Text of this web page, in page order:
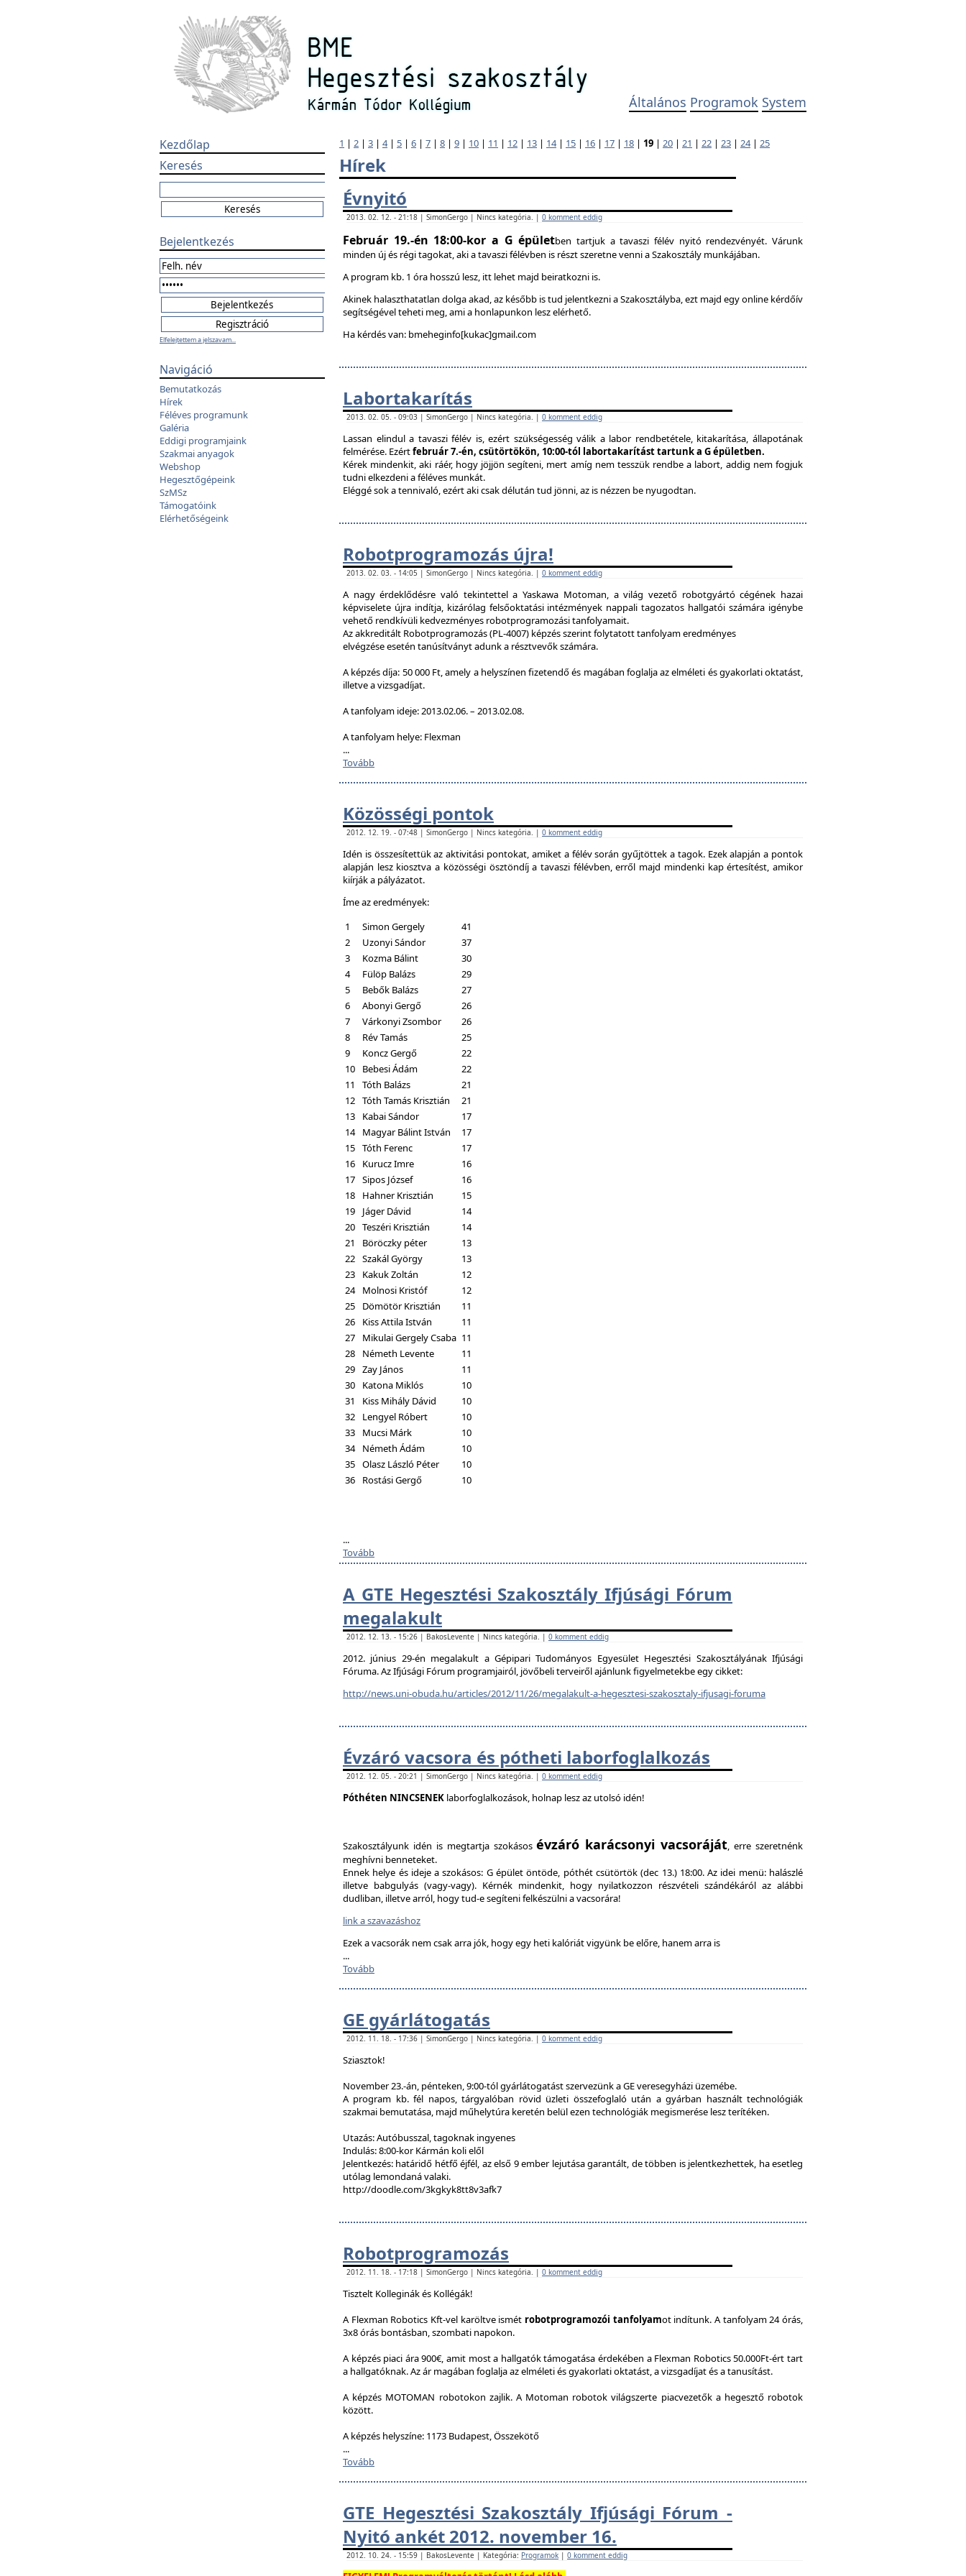
Általános Programok System
Kezdőlap
Keresés
Bejelentkezés
Elfelejtettem a jelszavam...
Navigáció
Bemutatkozás
Hírek
Féléves programunk
Galéria
Eddigi programjaink
Szakmai anyagok
Webshop
Hegesztőgépeink
SzMSz
Támogatóink
Elérhetőségeink
1 | 2 | 3 | 4| 5 | 6 | 7 | 8 | 9 | 10 | 11 | 12 | 13 | 14| 15 | 16 | 17 | 18 | 19 | 20 | 21 | 22 | 23 | 24| 25
Hírek
Évnyitó
2013. 02. 12. - 21:18 | SimonGergo | Nincs kategória. | 0 komment eddig
Február 19.-én 18:00-kor a G épületben tartjuk a tavaszi félév nyitó rendezvényét. Várunk
minden új és régi tagokat, aki a tavaszi félévben is részt szeretne venni a Szakosztály munkájában.
A program kb. 1 óra hosszú lesz, itt lehet majd beiratkozni is.
Akinek halaszthatatlan dolga akad, az később is tud jelentkezni a Szakosztályba, ezt majd egy online kérdőív
segítségével teheti meg, ami a honlapunkon lesz elérhető.
Ha kérdés van: bmeheginfo[kukac]gmail.com
Labortakarítás
2013. 02. 05. - 09:03 | SimonGergo | Nincs kategória. | 0 komment eddig
Lassan elindul a tavaszi félév is, ezért szükségesség válik a labor rendbetétele, kitakarítása, állapotának
felmérése. Ezértfebruár 7.-én, csütörtökön, 10:00-tól labortakarítást tartunk a G épületben.
Kérek mindenkit, aki ráér, hogy jöjjön segíteni, mert amíg nem tesszük rendbe a labort, addig nem fogjuk
tudni elkezdeni a féléves munkát.
Eléggé sok a tennivaló, ezért aki csak délután tud jönni, az is nézzen be nyugodtan.
Robotprogramozás újra!
2013. 02. 03. - 14:05 | SimonGergo | Nincs kategória. | 0 komment eddig
A nagy érdeklődésre való tekintettel a Yaskawa Motoman, a világ vezető robotgyártó cégének hazai
képviselete újra indítja, kizárólag felsőoktatási intézmények nappali tagozatos hallgatói számára igénybe
vehető rendkívüli kedvezményes robotprogramozási tanfolyamait.
Az akkreditált Robotprogramozás (PL-4007) képzés szerint folytatott tanfolyam eredményes
elvégzése esetén tanúsítványt adunk a résztvevők számára.
A képzés díja: 50 000 Ft, amely a helyszínen fizetendő és magában foglalja az elméleti és gyakorlati oktatást,
illetve a vizsgadíjat.
A tanfolyam ideje: 2013.02.06. – 2013.02.08.
A tanfolyam helye: Flexman
...
Tovább
Közösségi pontok
2012. 12. 19. - 07:48 | SimonGergo | Nincs kategória. | 0 komment eddig
Idén is összesítettük az aktivitási pontokat, amiket a félév során gyűjtöttek a tagok. Ezek alapján a pontok
alapján lesz kiosztva a közösségi ösztöndíj a tavaszi félévben, erről majd mindenki kap értesítést, amikor
kiírják a pályázatot.
Íme az eredmények:
1
Simon Gergely
41
2
Uzonyi Sándor
37
3
Kozma Bálint
30
4
Fülöp Balázs
29
5
Bebők Balázs
27
6
Abonyi Gergő
26
7
Várkonyi Zsombor
26
8
Rév Tamás
25
9
Koncz Gergő
22
10
Bebesi Ádám
22
11
Tóth Balázs
21
12 Tóth Tamás Krisztián
21
13
Kabai Sándor
17
14 Magyar Bálint István
17
15 Tóth Ferenc
17
16
Kurucz Imre
16
17 Sipos József
16
18
Hahner Krisztián
15
19
Jáger Dávid
14
20 Teszéri Krisztián
14
21
Böröczky péter
13
22 Szakál György
13
23
Kakuk Zoltán
12
24
Molnosi Kristóf
12
25
Dömötör Krisztián
11
26
Kiss Attila István
11
27
Mikulai Gergely Csaba 11
28
Németh Levente
11
29 Zay János
11
30
Katona Miklós
10
31
Kiss Mihály Dávid
10
32
Lengyel Róbert
10
33
Mucsi Márk
10
34
Németh Ádám
10
35 Olasz László Péter
10
36
Rostási Gergő 10
...
Tovább
A GTE Hegesztési Szakosztály Ifjúsági Fórum
megalakult
2012. 12. 13. - 15:26 | BakosLevente | Nincs kategória. | 0 komment eddig
2012. június 29-én megalakult a Gépipari Tudományos Egyesület Hegesztési Szakosztályának Ifjúsági
Fóruma. Az Ifjúsági Fórum programjairól, jövőbeli terveiről ajánlunk figyelmetekbe egy cikket:
http://news.uni-obuda.hu/articles/2012/11/26/megalakult-a-hegesztesi-szakosztaly-ifjusagi-foruma
Évzáró vacsora és pótheti laborfoglalkozás
2012. 12. 05. - 20:21 | SimonGergo | Nincs kategória. | 0 komment eddig
Póthéten NINCSENEK laborfoglalkozások, holnap lesz az utolsó idén!
Szakosztályunk idén is megtartja szokásosévzáró karácsonyi vacsoráját, erre szeretnénk
meghívni benneteket.
Ennek helye és ideje a szokásos: G épület öntöde, póthét csütörtök (dec 13.) 18:00. Az idei menü: halászlé
illetve babgulyás (vagy-vagy). Kérnék mindenkit, hogy nyilatkozzon részvételi szándékáról az alábbi
dudliban, illetve arról, hogy tud-e segíteni felkészülni a vacsorára!
link a szavazáshoz
Ezek a vacsorák nem csak arra jók, hogy egy heti kalóriát vigyünk be előre, hanem arra is
...
Tovább
GE gyárlátogatás
2012. 11. 18. - 17:36 | SimonGergo | Nincs kategória. | 0 komment eddig
Sziasztok!
November 23.-án, pénteken, 9:00-tól gyárlátogatást szervezünk a GE veresegyházi üzemébe.
A program kb. fél napos, tárgyalóban rövid üzleti összefoglaló után a gyárban használt technológiák
szakmai bemutatása, majd műhelytúra keretén belül ezen technológiák megismerése lesz terítéken.
Utazás: Autóbusszal, tagoknak ingyenes
Indulás: 8:00-kor Kármán koli elől
Jelentkezés: határidő hétfő éjfél, az első 9 ember lejutása garantált, de többen is jelentkezhettek, ha esetleg
utólag lemondaná valaki.
http://doodle.com/3kgkyk8tt8v3afk7
Robotprogramozás
2012. 11. 18. - 17:18 | SimonGergo | Nincs kategória. | 0 komment eddig
Tisztelt Kolleginák és Kollégák!
A Flexman Robotics Kft-vel karöltve ismét robotprogramozói tanfolyamot indítunk. A tanfolyam 24 órás,
3x8 órás bontásban, szombati napokon.
A képzés piaci ára 900€, amit most a hallgatók támogatása érdekében a Flexman Robotics 50.000Ft-ért tart
a hallgatóknak. Az ár magában foglalja az elméleti és gyakorlati oktatást, a vizsgadíjat és a tanusítást.
A képzés MOTOMAN robotokon zajlik. A Motoman robotok világszerte piacvezetők a hegesztő robotok
között.
A képzés helyszíne: 1173 Budapest, Összekötő
...
Tovább
GTE Hegesztési Szakosztály Ifjúsági Fórum -
Nyitó ankét 2012. november 16.
2012. 10. 24. - 15:59 | BakosLevente | Kategória: Programok | 0 komment eddig